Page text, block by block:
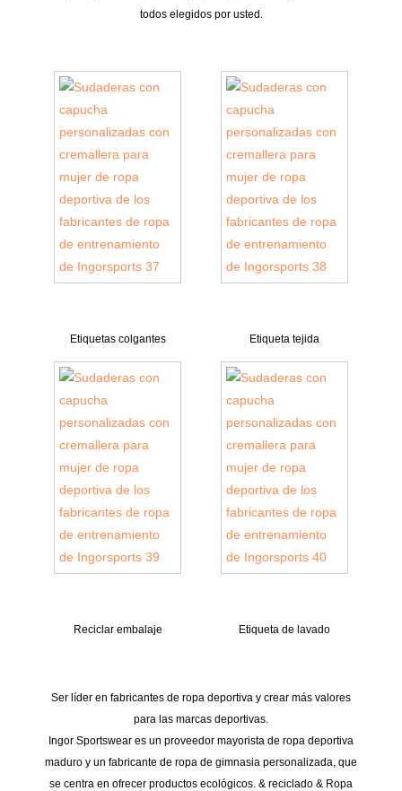
todos elegidos por usted.
Etiquetas colgantes Etiqueta tejida
Reciclar embalaje Etiqueta de lavado
Ser líder en fabricantes de ropa deportiva y crear más valores
para las marcas deportivas.
Ingor Sportswear es un proveedor mayorista de ropa deportiva
maduro y un fabricante de ropa de gimnasia personalizada, que
se centra en ofrecer productos ecológicos. & reciclado & Ropa